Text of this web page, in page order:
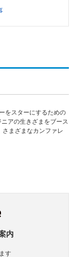
をスターにするための
アの生きざまをブース
まざまなカンファレ